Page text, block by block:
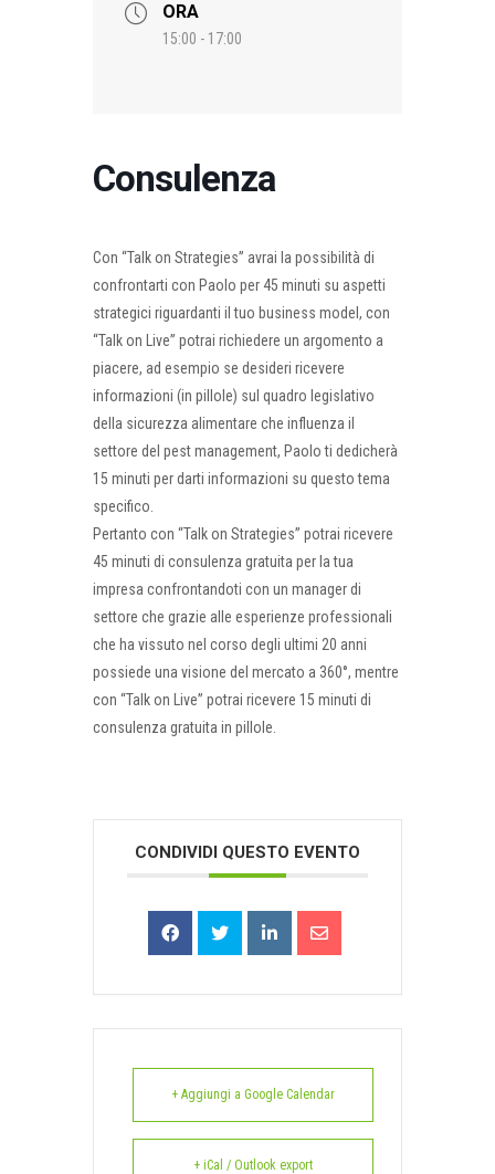
ORA
15:00 - 17:00
Consulenza
Con “Talk on Strategies” avrai la possibilità di
confrontarti con Paolo per 45 minuti su aspetti
strategici riguardanti il tuo business model, con
“Talk on Live” potrai richiedere un argomento a
piacere, ad esempio se desideri ricevere
informazioni (in pillole) sul quadro legislativo
della sicurezza alimentare che influenza il
settore del pest management, Paolo ti dedicherà
15 minuti per darti informazioni su questo tema
specifico.
Pertanto con “Talk on Strategies” potrai ricevere
45 minuti di consulenza gratuita per la tua
impresa confrontandoti con un manager di
settore che grazie alle esperienze professionali
che ha vissuto nel corso degli ultimi 20 anni
possiede una visione del mercato a 360°, mentre
con “Talk on Live” potrai ricevere 15 minuti di
consulenza gratuita in pillole.
CONDIVIDI QUESTO EVENTO
+ Aggiungi a Google Calendar
+ iCal / Outlook export